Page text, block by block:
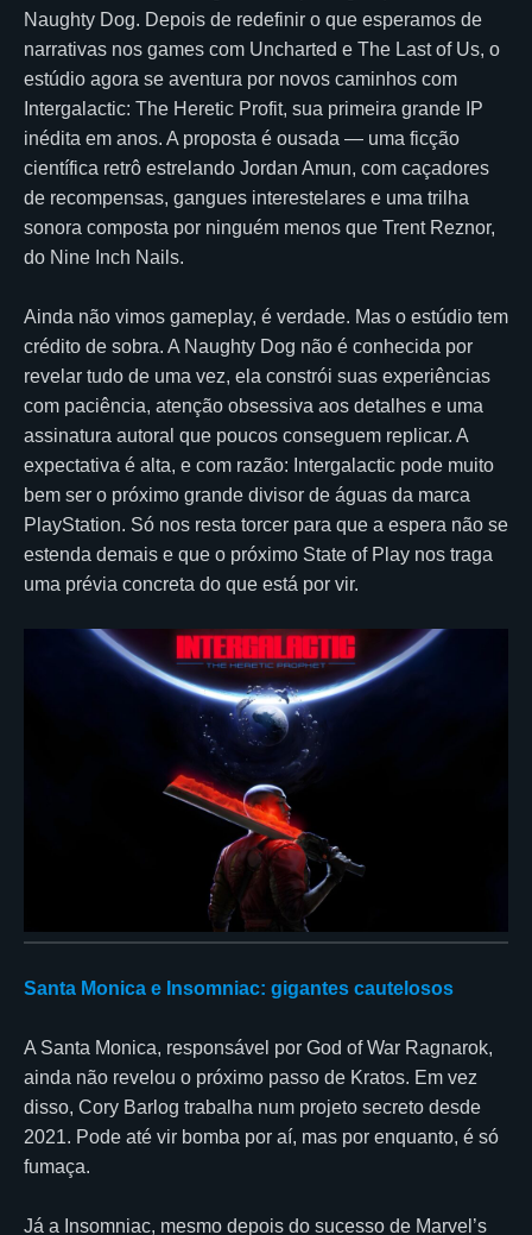
Naughty Dog. Depois de redefinir o que esperamos de
narrativas nos games com Uncharted e The Last of Us, o
estúdio agora se aventura por novos caminhos com
Intergalactic: The Heretic Profit, sua primeira grande IP
inédita em anos. A proposta é ousada — uma ficção
científica retrô estrelando Jordan Amun, com caçadores
de recompensas, gangues interestelares e uma trilha
sonora composta por ninguém menos que Trent Reznor,
do Nine Inch Nails.
Ainda não vimos gameplay, é verdade. Mas o estúdio tem
crédito de sobra. A Naughty Dog não é conhecida por
revelar tudo de uma vez, ela constrói suas experiências
com paciência, atenção obsessiva aos detalhes e uma
assinatura autoral que poucos conseguem replicar. A
expectativa é alta, e com razão: Intergalactic pode muito
bem ser o próximo grande divisor de águas da marca
PlayStation. Só nos resta torcer para que a espera não se
estenda demais e que o próximo State of Play nos traga
uma prévia concreta do que está por vir.
Santa Monica e Insomniac: gigantes cautelosos
A Santa Monica, responsável por God of War Ragnarok,
ainda não revelou o próximo passo de Kratos. Em vez
disso, Cory Barlog trabalha num projeto secreto desde
2021. Pode até vir bomba por aí, mas por enquanto, é só
fumaça.
Já a Insomniac, mesmo depois do sucesso de Marvel’s